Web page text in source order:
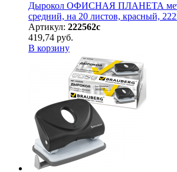
Дырокол ОФИСНАЯ ПЛАНЕТА
средний, на 20 листов, красный,
Артикул: 222562с
419,74 руб.
В корзину